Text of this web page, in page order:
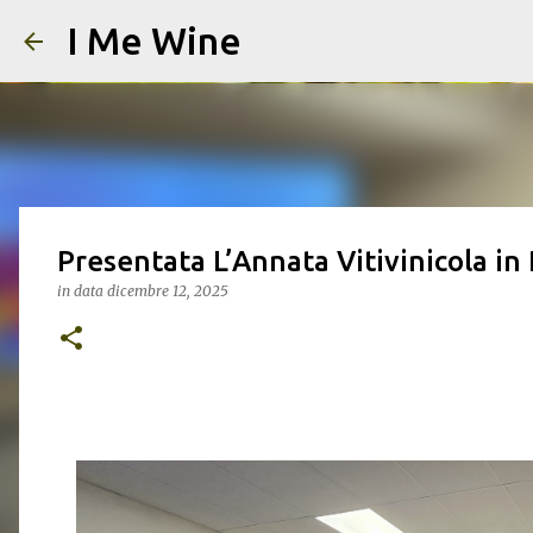
I Me Wine
Presentata L’Annata Vitivinicola
in data dicembre 12, 2025